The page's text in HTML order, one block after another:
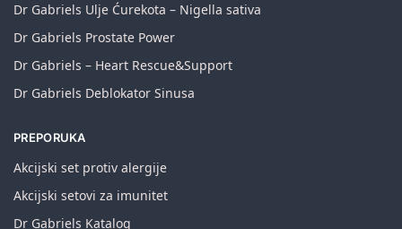
Dr Gabriels Ulje Ćurekota – Nigella sativa
Dr Gabriels Prostate Power
Dr Gabriels – Heart Rescue&Support
Dr Gabriels Deblokator Sinusa
PREPORUKA
Akcijski set protiv alergije
Akcijski setovi za imunitet
Dr Gabriels Katalog